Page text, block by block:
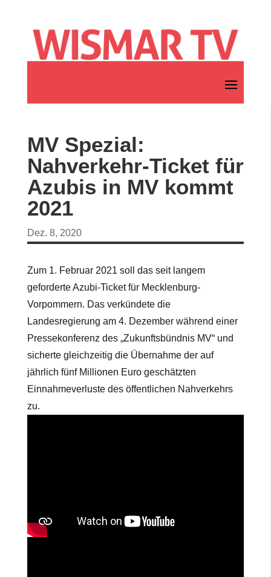
MV Spezial:
Nahverkehr-Ticket für
Azubis in MV kommt
2021
Dez. 8, 2020
Zum 1. Februar 2021 soll das seit langem
geforderte Azubi-Ticket für Mecklenburg-
Vorpommern. Das verkündete die
Landesregierung am 4. Dezember während einer
Pressekonferenz des „Zukunftsbündnis MV“ und
sicherte gleichzeitig die Übernahme der auf
jährlich fünf Millionen Euro geschätzten
Einnahmeverluste des öffentlichen Nahverkehrs
zu.